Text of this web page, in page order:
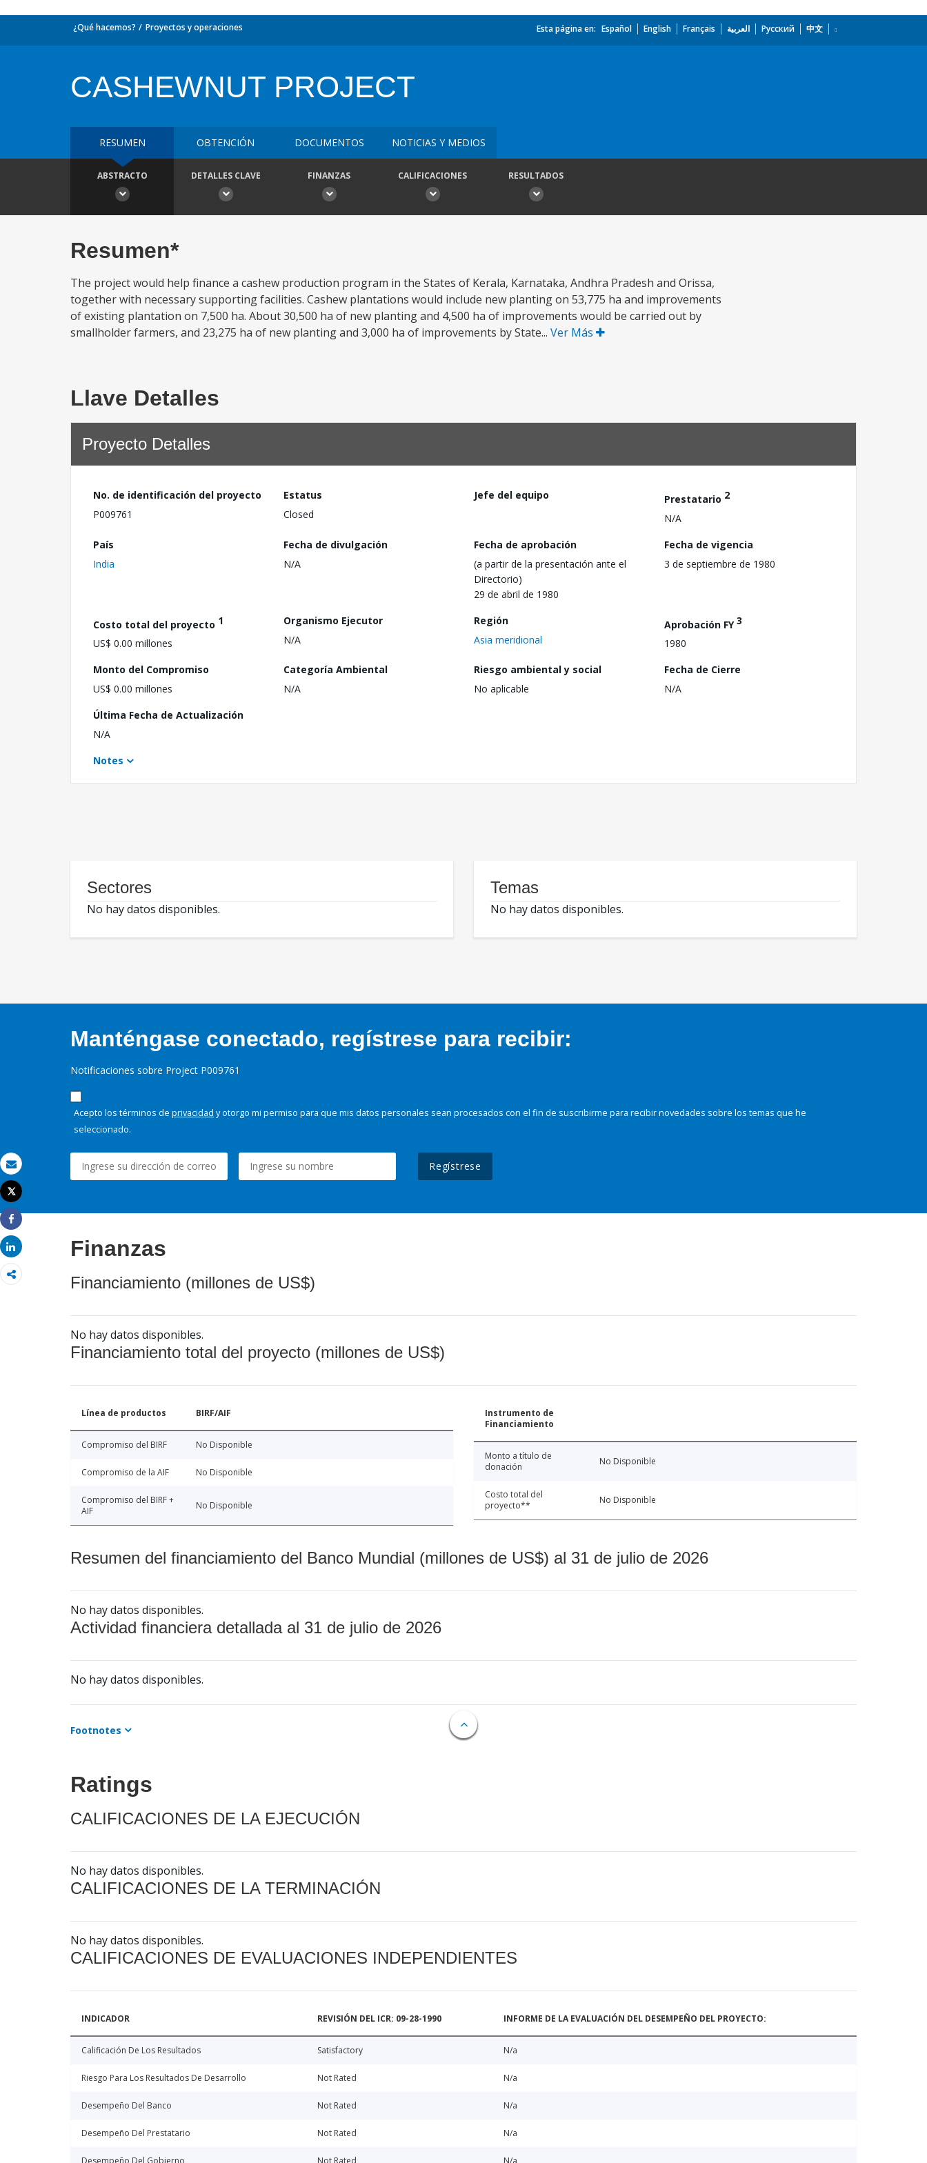
Correo electrónico
Imprimir
Tweet
Share
Share
¿Qué hacemos? Proyectos y operaciones Esta página en: Español English Français العربية Русский 中文
CASHEWNUT PROJECT
RESUMEN OBTENCIÓN DOCUMENTOS NOTICIAS Y MEDIOS
ABSTRACTO DETALLES CLAVE FINANZAS CALIFICACIONES RESULTADOS
Resumen*
The project would help finance a cashew production program in the States of Kerala, Karnataka, Andhra Pradesh and Orissa,
together with necessary supporting facilities. Cashew plantations would include new planting on 53,775 ha and improvements
of existing plantation on 7,500 ha. About 30,500 ha of new planting and 4,500 ha of improvements would be carried out by
smallholder farmers, and 23,275 ha of new planting and 3,000 ha of improvements by State... Ver Más
Llave Detalles
Proyecto Detalles
No. de identificación del proyecto
P009761
Estatus
Closed
Jefe del equipo Prestatario 2
N/A
País
India
Fecha de divulgación
N/A
Fecha de aprobación
(a partir de la presentación ante el
Directorio)
29 de abril de 1980
Fecha de vigencia
3 de septiembre de 1980
Costo total del proyecto 1
US$ 0.00 millones
Organismo Ejecutor
N/A
Región
Asia meridional
Aprobación FY3
1980
Monto del Compromiso
US$ 0.00 millones
Categoría Ambiental
N/A
Riesgo ambiental y social
No aplicable
Fecha de Cierre
N/A
Última Fecha de Actualización
N/A
Notes
Sectores
No hay datos disponibles.
Temas
No hay datos disponibles.
Manténgase conectado, regístrese para recibir:
Notificaciones sobre Project P009761
Acepto los términos de privacidad y otorgo mi permiso para que mis datos personales sean procesados con el fin de suscribirme para recibir novedades sobre los temas que he
seleccionado.
Regístrese
Finanzas
Financiamiento (millones de US$)
No hay datos disponibles.
Financiamiento total del proyecto (millones de US$)
Línea de productos BIRF/AIF
Compromiso del BIRF No Disponible
Compromiso de la AIF No Disponible
Compromiso del BIRF +
AIF
No Disponible
Instrumento de
Financiamiento
Monto a título de
donación
No Disponible
Costo total del
proyecto**
No Disponible
Resumen del financiamiento del Banco Mundial (millones de US$) al 31 de julio de 2026
No hay datos disponibles.
Actividad financiera detallada al 31 de julio de 2026
No hay datos disponibles.
Footnotes
Ratings
CALIFICACIONES DE LA EJECUCIÓN
No hay datos disponibles.
CALIFICACIONES DE LA TERMINACIÓN
No hay datos disponibles.
CALIFICACIONES DE EVALUACIONES INDEPENDIENTES
INDICADOR REVISIÓN DEL ICR: 09-28-1990 INFORME DE LA EVALUACIÓN DEL DESEMPEÑO DEL PROYECTO:
Calificación De Los Resultados Satisfactory N/a
Riesgo Para Los Resultados De Desarrollo Not Rated N/a
Desempeño Del Banco Not Rated N/a
Desempeño Del Prestatario Not Rated N/a